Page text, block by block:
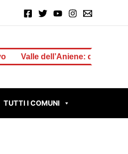
dell’Aniene: dalla Regione 1
TUTTI I COMUNI